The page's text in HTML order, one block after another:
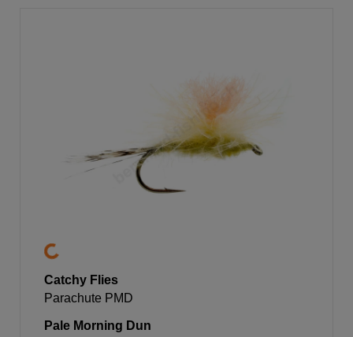
Catchy Flies
Parachute PMD
Pale Morning Dun